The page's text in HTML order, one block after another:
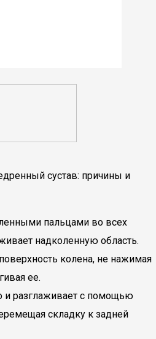
сустав: причины и
пальцами во всех
надколенную область.
колена, не нажимая
ее.
и разглаживает с помощью
складку к задней